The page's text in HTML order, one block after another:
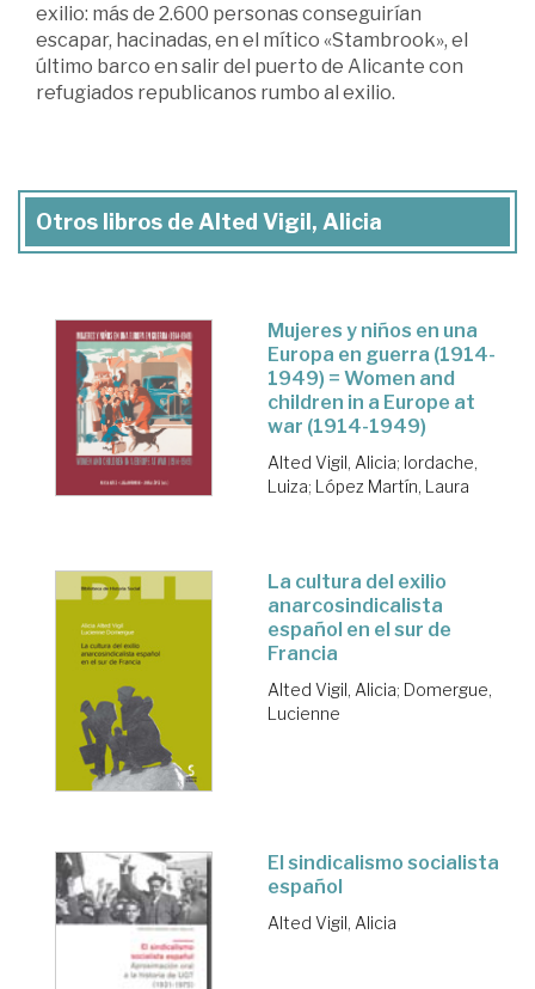
exilio: más de 2.600 personas conseguirían
escapar, hacinadas, en el mítico «Stambrook», el
último barco en salir del puerto de Alicante con
refugiados republicanos rumbo al exilio.
Otros libros de Alted Vigil, Alicia
Mujeres y niños en una
Europa en guerra (1914-
1949) = Women and
children in a Europe at
war (1914-1949)
Alted Vigil, Alicia; Iordache,
Luiza; López Martín, Laura
La cultura del exilio
anarcosindicalista
español en el sur de
Francia
Alted Vigil, Alicia; Domergue,
Lucienne
El sindicalismo socialista
español
Alted Vigil, Alicia